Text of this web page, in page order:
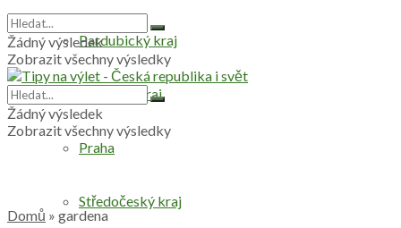
Pardubický kraj
Plzeňský kraj
Praha
Středočeský kraj
Žádný výsledek
Zobrazit všechny výsledky
Žádný výsledek
Zobrazit všechny výsledky
Domů » gardena